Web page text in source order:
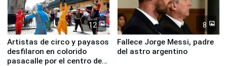
12
Artistas de circo y payasos
desfilaron en colorido
pasacalle por el centro de
8
Fallece Jorge Messi, padre
del astro argentino